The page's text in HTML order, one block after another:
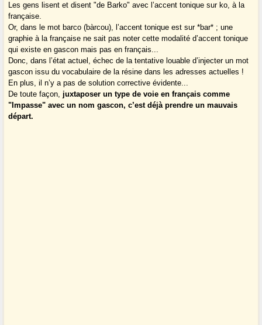
Les gens lisent et disent "de Barko" avec l’accent tonique sur ko, à la
française.
Or, dans le mot barco (bàrcou), l’accent tonique est sur *bar* ; une
graphie à la française ne sait pas noter cette modalité d’accent tonique
qui existe en gascon mais pas en français...
Donc, dans l’état actuel, échec de la tentative louable d’injecter un mot
gascon issu du vocabulaire de la résine dans les adresses actuelles !
En plus, il n’y a pas de solution corrective évidente...
De toute façon, juxtaposer un type de voie en français comme
"Impasse" avec un nom gascon, c’est déjà prendre un mauvais
départ.